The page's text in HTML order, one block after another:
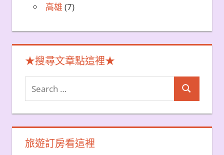
高雄 (7)
★搜尋文章點這裡★
Search
for:
Search
旅遊訂房看這裡